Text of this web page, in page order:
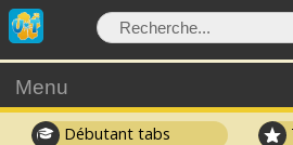
Menu
Débutant tabs